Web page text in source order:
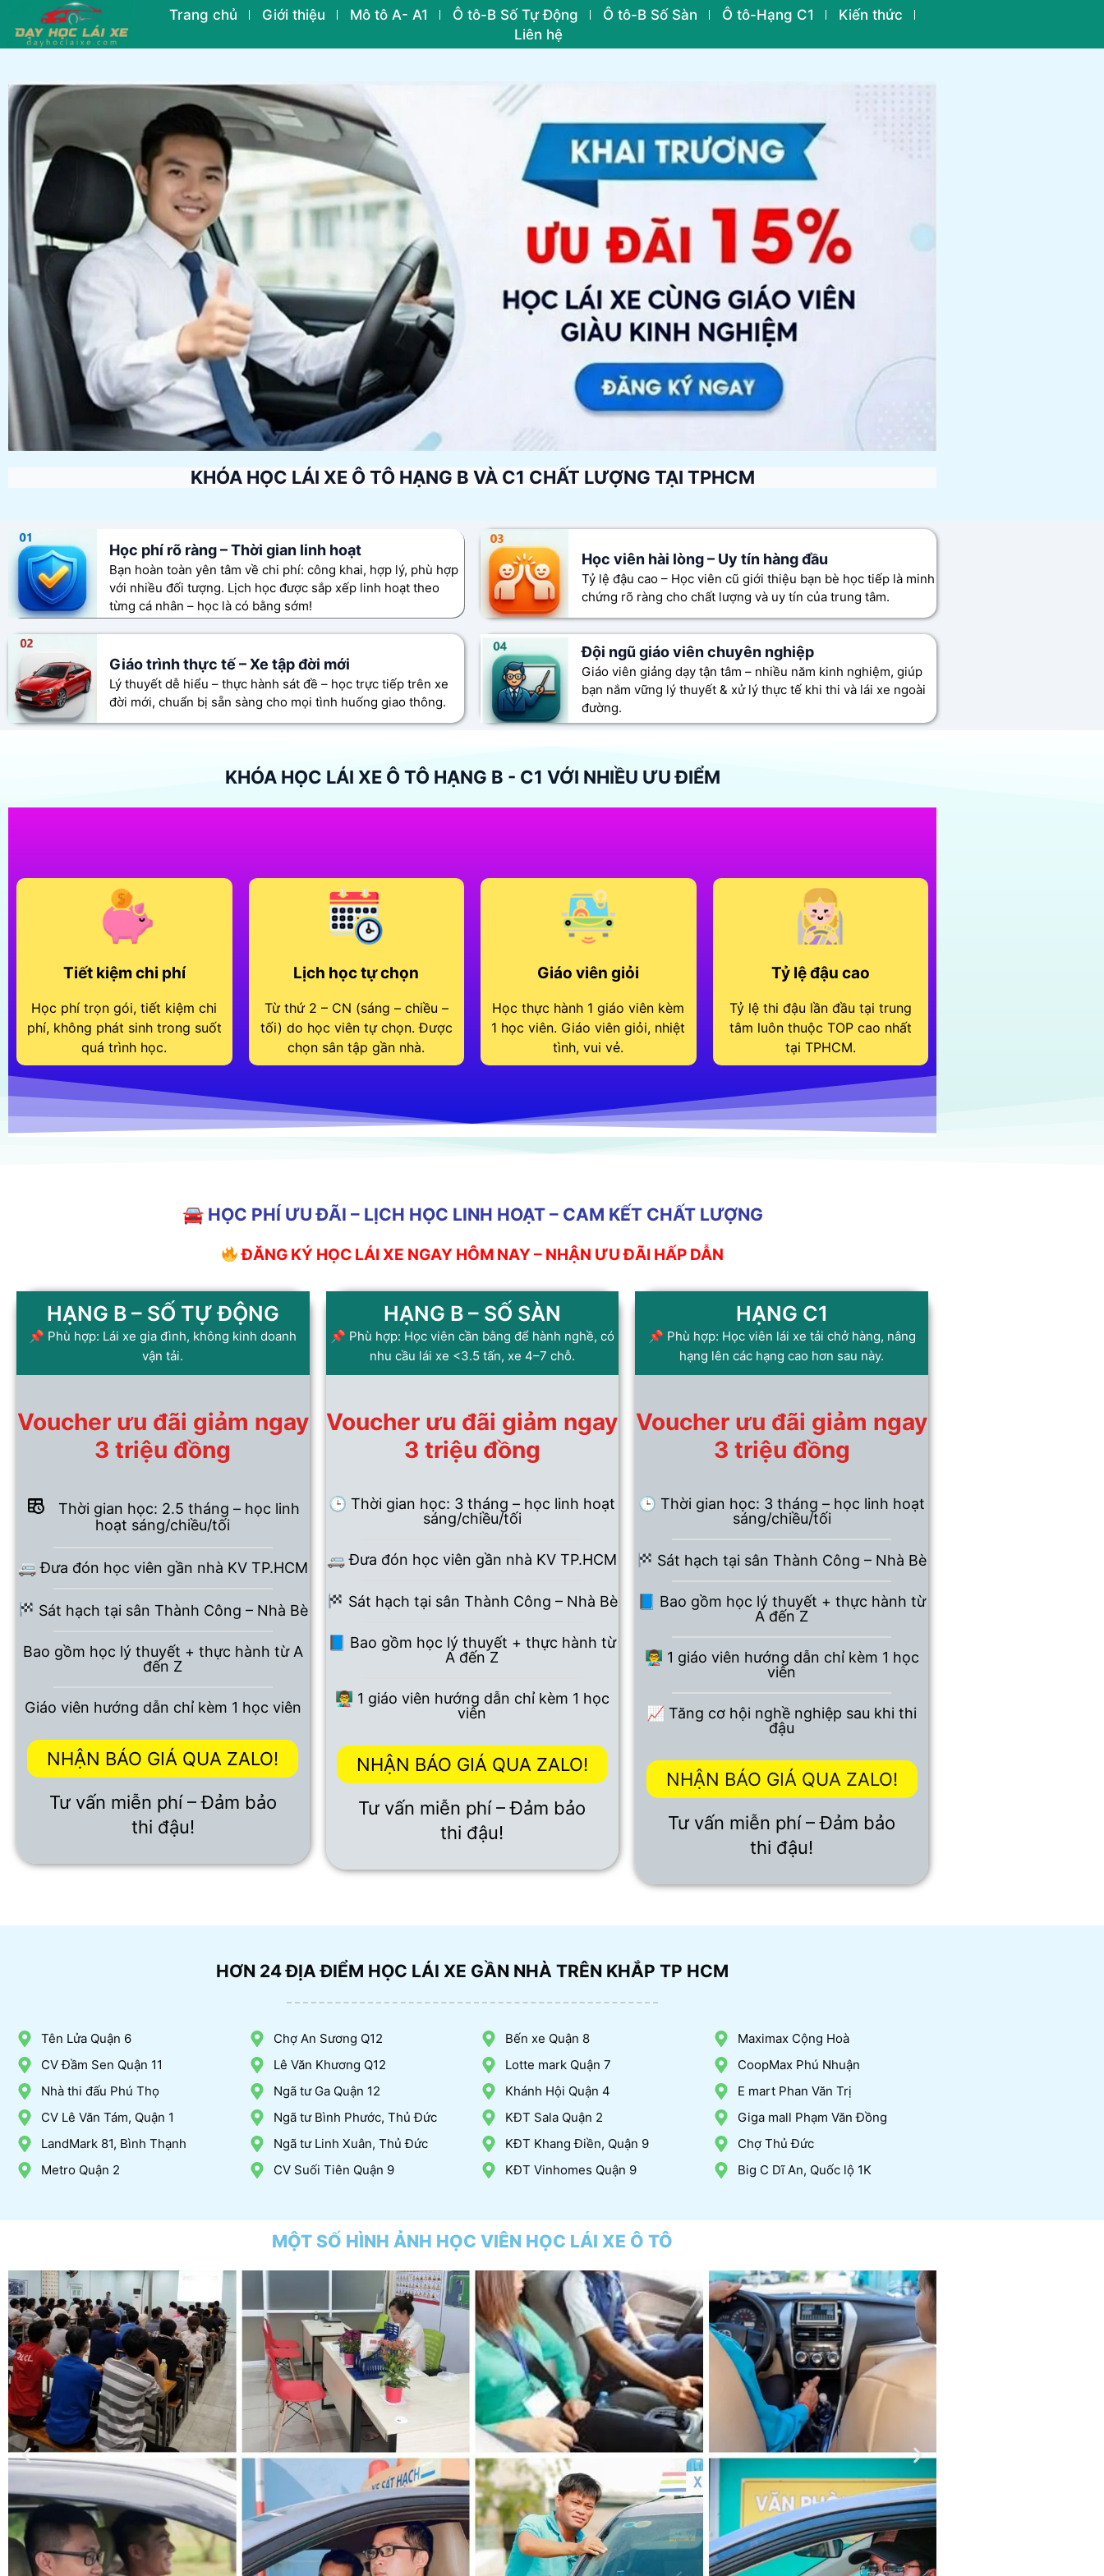
Trang chủ Giới thiệu Mô tô A- A1 Ô tô-B Số Tự Động Ô tô-B Số Sàn Ô tô-Hạng C1
Kiến thức
Liên hệ
KHÓA HỌC LÁI XE Ô TÔ HẠNG B VÀ C1 CHẤT LƯỢNG TẠI TPHCM
Học phí rõ ràng – Thời gian linh hoạt
Bạn hoàn toàn yên tâm về chi phí: công khai, hợp lý, phù hợp
với nhiều đối tượng. Lịch học được sắp xếp linh hoạt theo
từng cá nhân – học là có bằng sớm!
Giáo trình thực tế – Xe tập đời mới
Lý thuyết dễ hiểu – thực hành sát đề – học trực tiếp trên xe
đời mới, chuẩn bị sẵn sàng cho mọi tình huống giao thông.
Học viên hài lòng – Uy tín hàng đầu
Tỷ lệ đậu cao – Học viên cũ giới thiệu bạn bè học tiếp là minh
chứng rõ ràng cho chất lượng và uy tín của trung tâm.
Đội ngũ giáo viên chuyên nghiệp
Giáo viên giảng dạy tận tâm – nhiều năm kinh nghiệm, giúp
bạn nắm vững lý thuyết & xử lý thực tế khi thi và lái xe ngoài
đường.
KHÓA HỌC LÁI XE Ô TÔ HẠNG B - C1 VỚI NHIỀU ƯU ĐIỂM
Tiết kiệm chi phí
Học phí trọn gói, tiết kiệm chi
phí, không phát sinh trong suốt
quá trình học.
Lịch học tự chọn
Từ thứ 2 – CN (sáng – chiều –
tối) do học viên tự chọn. Được
chọn sân tập gần nhà.
Giáo viên giỏi
Học thực hành 1 giáo viên kèm
1 học viên. Giáo viên giỏi, nhiệt
tình, vui vẻ.
Tỷ lệ đậu cao
Tỷ lệ thi đậu lần đầu tại trung
tâm luôn thuộc TOP cao nhất
tại TPHCM.
🚘 HỌC PHÍ ƯU ĐÃI – LỊCH HỌC LINH HOẠT – CAM KẾT CHẤT LƯỢNG
ĐĂNG KÝ HỌC LÁI XE NGAY HÔM NAY – NHẬN ƯU ĐÃI HẤP DẪN
HẠNG B – SỐ TỰ ĐỘNG
📌 Phù hợp: Lái xe gia đình, không kinh doanh
vận tải.
Voucher ưu đãi giảm ngay
3 triệu đồng
Thời gian học: 2.5 tháng – học linh
hoạt sáng/chiều/tối
🚐 Đưa đón học viên gần nhà KV TP.HCM
Sát hạch tại sân Thành Công – Nhà Bè
Bao gồm học lý thuyết + thực hành từ A
đến Z
Giáo viên hướng dẫn chỉ kèm 1 học viên
NHẬN BÁO GIÁ QUA ZALO!
Tư vấn miễn phí – Đảm bảo
thi đậu!
HẠNG B – SỐ SÀN
📌 Phù hợp: Học viên cần bằng để hành nghề, có
nhu cầu lái xe <3.5 tấn, xe 4–7 chỗ.
Voucher ưu đãi giảm ngay
3 triệu đồng
🕒 Thời gian học: 3 tháng – học linh hoạt
sáng/chiều/tối
🚐 Đưa đón học viên gần nhà KV TP.HCM
Sát hạch tại sân Thành Công – Nhà Bè
📘 Bao gồm học lý thuyết + thực hành từ
A đến Z
👨‍🏫 1 giáo viên hướng dẫn chỉ kèm 1 học
viên
NHẬN BÁO GIÁ QUA ZALO!
Tư vấn miễn phí – Đảm bảo
thi đậu!
HẠNG C1
📌 Phù hợp: Học viên lái xe tải chở hàng, nâng
hạng lên các hạng cao hơn sau này.
Voucher ưu đãi giảm ngay
3 triệu đồng
🕒 Thời gian học: 3 tháng – học linh hoạt
sáng/chiều/tối
Sát hạch tại sân Thành Công – Nhà Bè
📘 Bao gồm học lý thuyết + thực hành từ
A đến Z
👨‍🏫 1 giáo viên hướng dẫn chỉ kèm 1 học
viên
📈 Tăng cơ hội nghề nghiệp sau khi thi
đậu
NHẬN BÁO GIÁ QUA ZALO!
Tư vấn miễn phí – Đảm bảo
thi đậu!
HƠN 24 ĐỊA ĐIỂM HỌC LÁI XE GẦN NHÀ TRÊN KHẮP TP HCM
Tên Lửa Quận 6
CV Đầm Sen Quận 11
Nhà thi đấu Phú Thọ
CV Lê Văn Tám, Quận 1
LandMark 81, Bình Thạnh
Metro Quận 2
Chợ An Sương Q12
Lê Văn Khương Q12
Ngã tư Ga Quận 12
Ngã tư Bình Phước, Thủ Đức
Ngã tư Linh Xuân, Thủ Đức
CV Suối Tiên Quận 9
Bến xe Quận 8
Lotte mark Quận 7
Khánh Hội Quận 4
KĐT Sala Quận 2
KĐT Khang Điền, Quận 9
KĐT Vinhomes Quận 9
Maximax Cộng Hoà
CoopMax Phú Nhuận
E mart Phan Văn Trị
Giga mall Phạm Văn Đồng
Chợ Thủ Đức
Big C Dĩ An, Quốc lộ 1K
MỘT SỐ HÌNH ẢNH HỌC VIÊN HỌC LÁI XE Ô TÔ